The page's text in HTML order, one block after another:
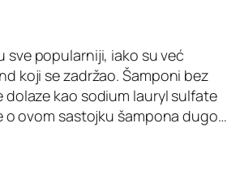
popularniji, iako su već
koji se zadržao. Šamponi bez
kao sodium lauryl sulfate
o ovom sastojku šampona dugo…